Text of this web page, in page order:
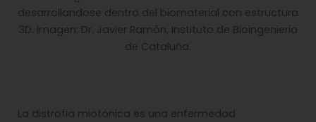
desarrollandose dentro del biomaterial con estructura
3D. Imagen: Dr. Javier Ramón, Instituto de Bioingenieria
de Cataluña.
La distrofia miotónica es una enfermedad